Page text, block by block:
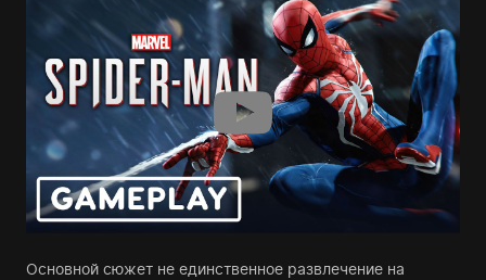
Основной сюжет не единственное развлечение на